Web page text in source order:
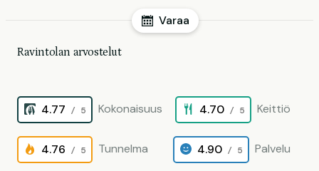
Varaa
Ravintolan arvostelut
4.77 / 5 Kokonaisuus 4.70 / 5 Keittiö
4.76 / 5 Tunnelma 4.90 / 5 Palvelu